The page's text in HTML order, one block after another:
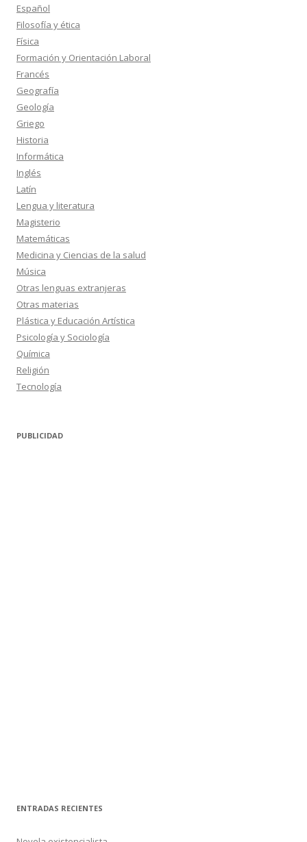
Español
Filosofía y ética
Física
Formación y Orientación Laboral
Francés
Geografía
Geología
Griego
Historia
Informática
Inglés
Latín
Lengua y literatura
Magisterio
Matemáticas
Medicina y Ciencias de la salud
Música
Otras lenguas extranjeras
Otras materias
Plástica y Educación Artística
Psicología y Sociología
Química
Religión
Tecnología
PUBLICIDAD
ENTRADAS RECIENTES